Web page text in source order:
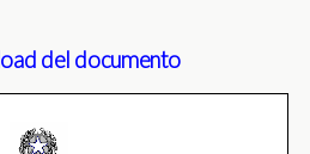
del documento